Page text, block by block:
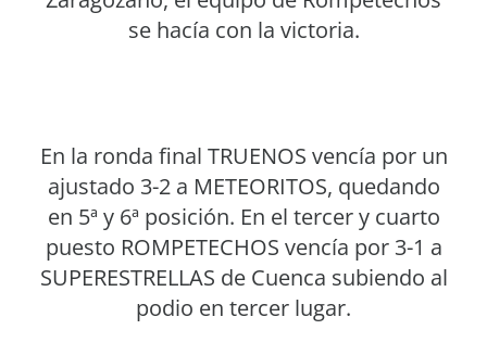
se hacía con la victoria.
En la ronda final TRUENOS vencía por un
ajustado 3-2 a METEORITOS, quedando
en 5ª y 6ª posición. En el tercer y cuarto
puesto ROMPETECHOS vencía por 3-1 a
SUPERESTRELLAS de Cuenca subiendo al
podio en tercer lugar.